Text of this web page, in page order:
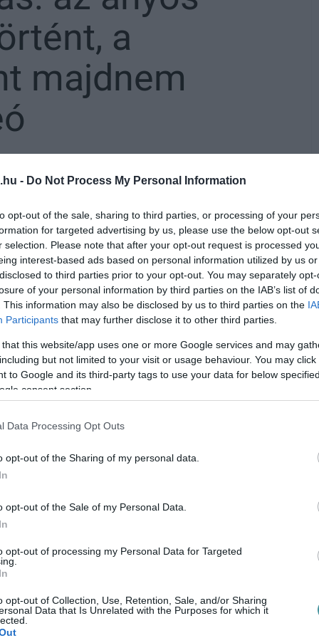
- Do Not Process My Personal Information
opt-out of the sale, sharing to third parties, or processing of your
for targeted advertising by us, please use the below opt-out
selection. Please note that after your opt-out request is processed
interest-based ads based on personal information utilized by us
to third parties prior to your opt-out. You may separately
of your personal information by third parties on the IAB’s list of
This information may also be disclosed by us to third parties on the
Participants that may further disclose it to other third parties.
that this website/app uses one or more Google services and may
but not limited to your visit or usage behaviour. You may
to Google and its third-party tags to use your data for below
consent section.
Data Processing Opt Outs
opt-out of the Sharing of my personal data.
opt-out of the Sale of my Personal Data.
opt-out of processing my Personal Data for Targeted
opt-out of Collection, Use, Retention, Sale, and/or Sharing
Data that Is Unrelated with the Purposes for which it
a
majdnem
és a rendőrök Bátonyterenyére, ahol
és végül mentőhelikopterrel szállították
sérült férfi anyósa szerint a tragikus
Állítása szerint a férfi egy vizes felületen
következtében súlyosan megsérült a
saját magát szúrta mellkason.
vizsgálják az ügyet. A rendőrség
indított nyomozást, mivel az eddigi adatok
valaki szándékosan bántalmazta, és